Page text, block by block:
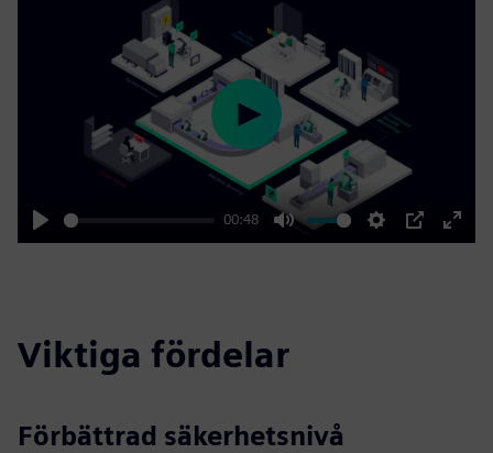
Play
00:48
Mute Settings
PIP
Enter
Play
Viktiga fördelar
Förbättrad säkerhetsnivå